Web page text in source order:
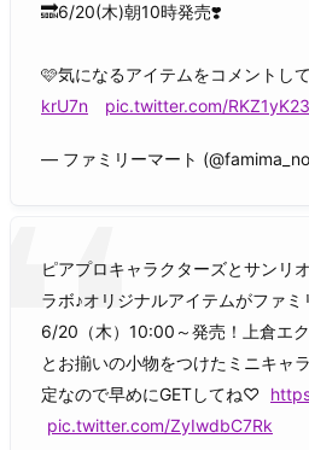
🔜6/20(木)朝10時発売❣️
🩷気になるアイテムをコメントして
krU7n
pic.twitter.com/
— ファミリーマート
ピアプロキャラクターズとサンリ
ラボ♪オリジナルアイテムがファ
6/20（木）10:00～発売！上倉エ
とお揃いの小物をつけたミニキャ
定なので早めにGETしてね♡
pic.twitter.com/ZyIwdbC7Rk